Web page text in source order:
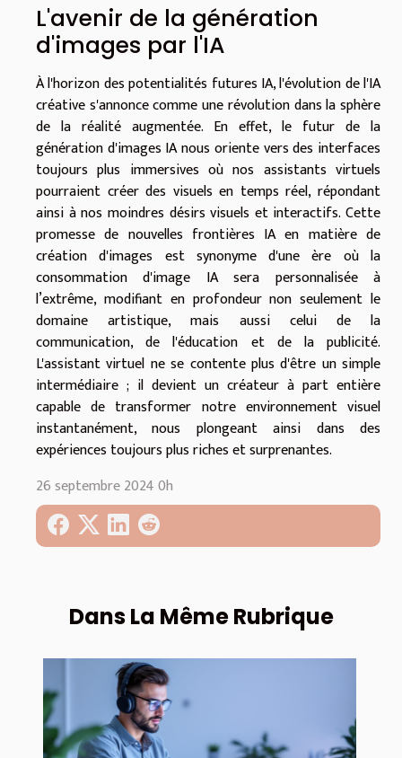
Dans La Même Rubrique
L'avenir de la génération
d'images par l'IA
À l'horizon des potentialités futures IA, l'évolution de l'IA
créative s'annonce comme une révolution dans la sphère
de la réalité augmentée. En effet, le futur de la
génération d'images IA nous oriente vers des interfaces
toujours plus immersives où nos assistants virtuels
pourraient créer des visuels en temps réel, répondant
ainsi à nos moindres désirs visuels et interactifs. Cette
promesse de nouvelles frontières IA en matière de
création d'images est synonyme d'une ère où la
consommation d'image IA sera personnalisée à
l’extrême, modifiant en profondeur non seulement le
domaine artistique, mais aussi celui de la
communication, de l'éducation et de la publicité.
L'assistant virtuel ne se contente plus d'être un simple
intermédiaire ; il devient un créateur à part entière
capable de transformer notre environnement visuel
instantanément, nous plongeant ainsi dans des
expériences toujours plus riches et surprenantes.
26 septembre 2024 0h